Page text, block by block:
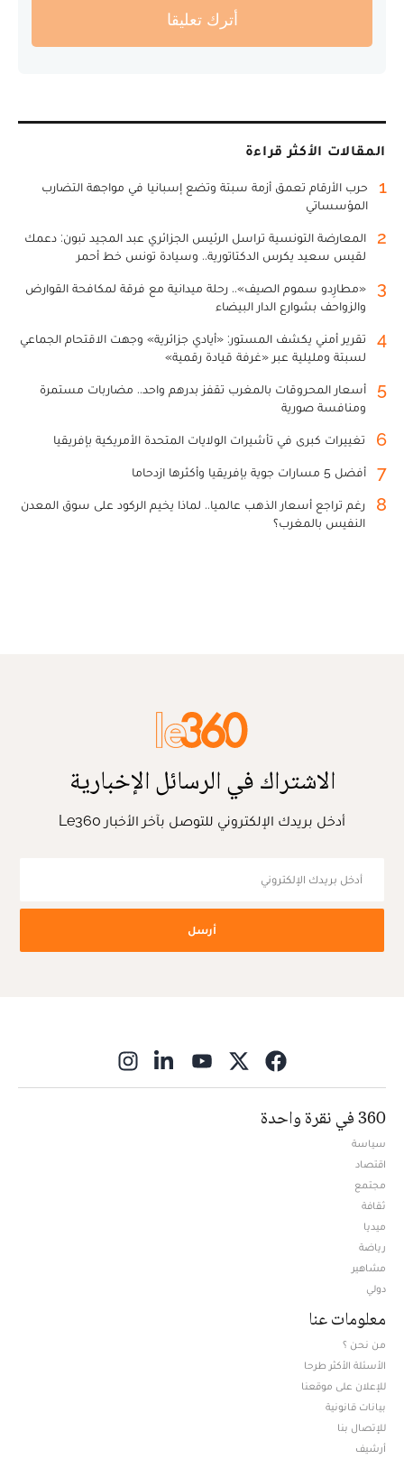
أترك تعليقا
المقالات الأكثر قراءة
1
حرب الأرقام تعمق أزمة سبتة وتضع إسبانيا في مواجهة التضارب
المؤسساتي
2
المعارضة التونسية تراسل الرئيس الجزائري عبد المجيد تبون: دعمك
لقيس سعيد يكرس الدكتاتورية.. وسيادة تونس خط أحمر
3
«مطارِدو سموم الصيف».. رحلة ميدانية مع فرقة لمكافحة القوارض
والزواحف بشوارع الدار البيضاء
4
تقرير أمني يكشف المستور: «أيادي جزائرية» وجهت الاقتحام الجماعي
لسبتة ومليلية عبر «غرفة قيادة رقمية»
5
أسعار المحروقات بالمغرب تقفز بدرهم واحد.. مضاربات مستمرة
ومنافسة صورية
6 تغييرات كبرى في تأشيرات الولايات المتحدة الأمريكية بإفريقيا
7 أفضل 5 مسارات جوية بإفريقيا وأكثرها ازدحاما
8
رغم تراجع أسعار الذهب عالميا.. لماذا يخيم الركود على سوق المعدن
النفيس بالمغرب؟
الاشتراك في الرسائل الإخبارية
أدخل بريدك الإلكتروني للتوصل بآخر الأخبار Le360
أرسل
360 في نقرة واحدة
سياسة
اقتصاد
مجتمع
ثقافة
ميديا
رياضة
مشاهير
دولي
معلومات عنا
من نحن ؟
الأسئلة الأكثر طرحا
للإعلان على موقعنا
بيانات قانونية
للإتصال بنا
أرشيف